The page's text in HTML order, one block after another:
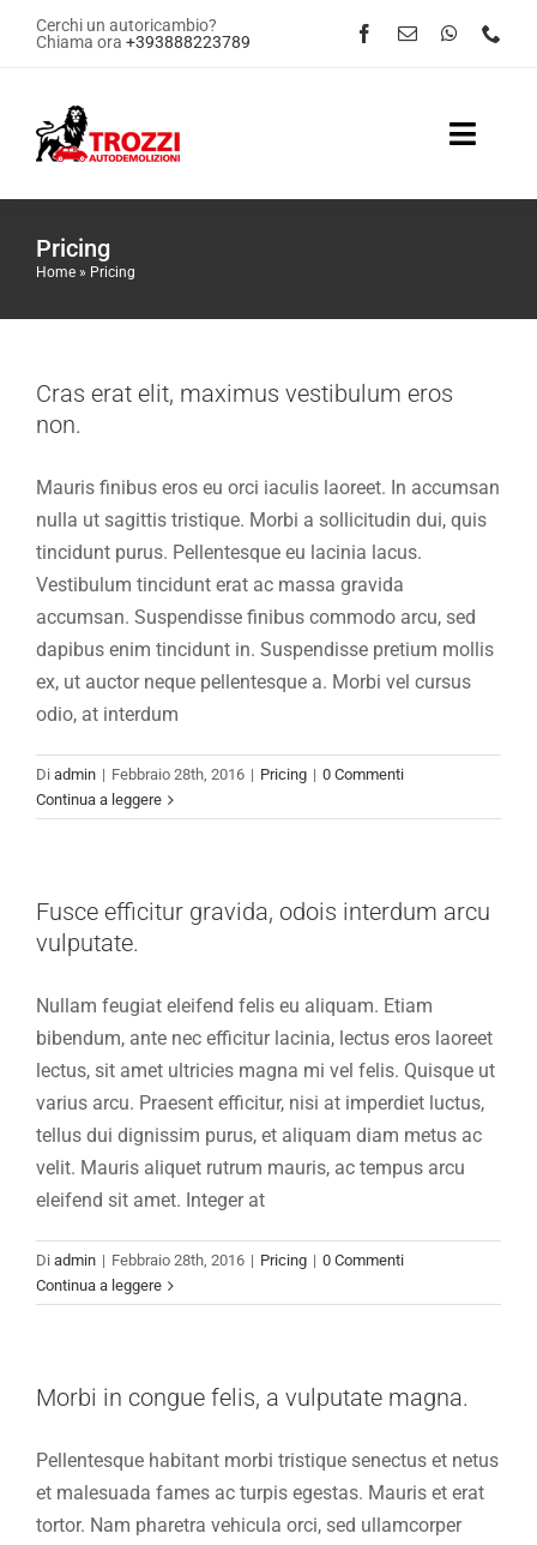
SaltaCerchi un autoricambio?
Chiama ora +393888223789
Toggle
Contattaci
News
Pricing
Home » Pricing
Cras erat elit, maximus vestibulum eros
non.
Mauris finibus eros eu orci iaculis laoreet. In accumsan
nulla ut sagittis tristique. Morbi a sollicitudin dui, quis
tincidunt purus. Pellentesque eu lacinia lacus.
Vestibulum tincidunt erat ac massa gravida
accumsan. Suspendisse finibus commodo arcu, sed
dapibus enim tincidunt in. Suspendisse pretium mollis
ex, ut auctor neque pellentesque a. Morbi vel cursus
odio, at interdum
Di admin | Febbraio 28th, 2016 | Pricing | 0 Commenti
Continua a leggere
Fusce efficitur gravida, odois interdum arcu
vulputate.
Nullam feugiat eleifend felis eu aliquam. Etiam
bibendum, ante nec efficitur lacinia, lectus eros laoreet
lectus, sit amet ultricies magna mi vel felis. Quisque ut
varius arcu. Praesent efficitur, nisi at imperdiet luctus,
tellus dui dignissim purus, et aliquam diam metus ac
velit. Mauris aliquet rutrum mauris, ac tempus arcu
eleifend sit amet. Integer at
Di admin | Febbraio 28th, 2016 | Pricing | 0 Commenti
Continua a leggere
Morbi in congue felis, a vulputate magna.
Pellentesque habitant morbi tristique senectus et netus
et malesuada fames ac turpis egestas. Mauris et erat
tortor. Nam pharetra vehicula orci, sed ullamcorper